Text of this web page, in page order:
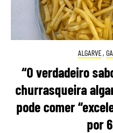
ALGARVE,
“O verdadeiro
churrasqueira
pode comer
por